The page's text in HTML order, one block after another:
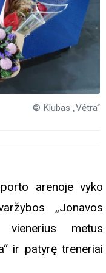
© Klubas „Vėtra“
arenoje vyko
„Jonavos
metus
ir patyrę treneriai